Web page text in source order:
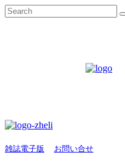
雑誌電子版 お問い合せ